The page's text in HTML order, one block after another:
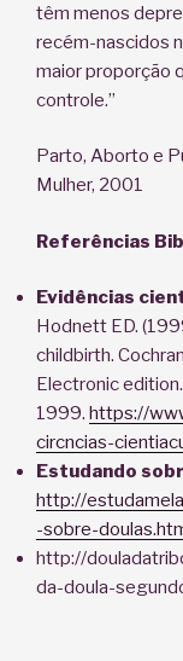
têm menos
recém-nascidos
maior proporção
controle.”
Parto, Aborto e
Mulher, 2001
Referências
Evidências
Hodnett ED.
childbirth.
Electronic
1999. https://
circncias-
Estudando
http://
-sobre-
http://
da-doula-